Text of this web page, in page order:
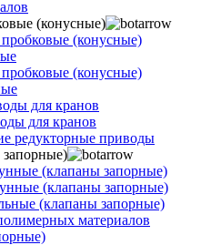
(конусные)
(конусные)
(конусные)
для кранов
для кранов
редукторные приводы
(клапаны запорные)
(клапаны запорные)
(клапаны запорные)
материалов